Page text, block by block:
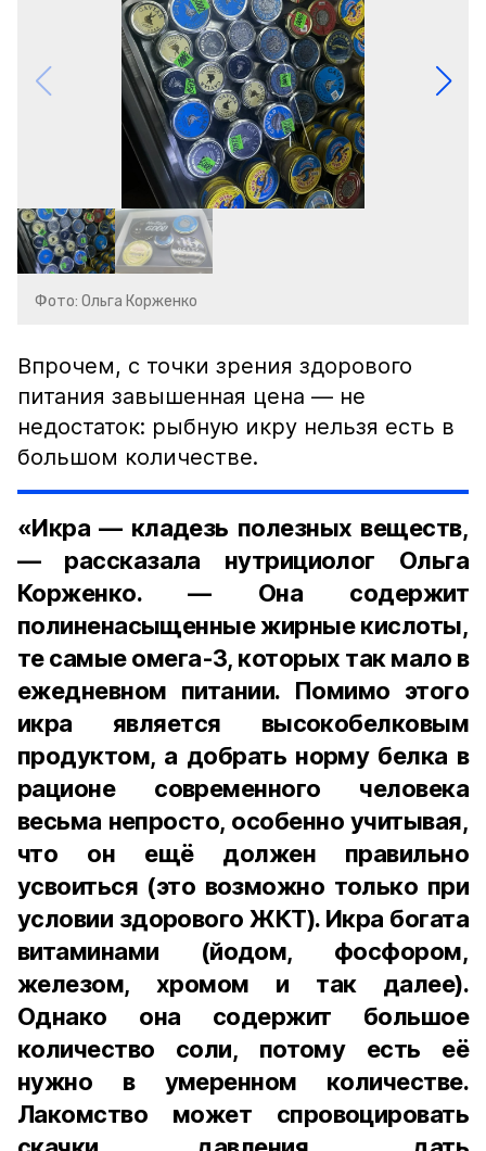
Фото: Ольга Корженко
Впрочем, с точки зрения здорового
питания завышенная цена — не
недостаток: рыбную икру нельзя есть в
большом количестве.
«Икра — кладезь полезных веществ,
— рассказала нутрициолог Ольга
Корженко. — Она содержит
полиненасыщенные жирные кислоты,
те самые омега-3, которых так мало в
ежедневном питании. Помимо этого
икра является высокобелковым
продуктом, а добрать норму белка в
рационе современного человека
весьма непросто, особенно учитывая,
что он ещё должен правильно
усвоиться (это возможно только при
условии здорового ЖКТ). Икра богата
витаминами (йодом, фосфором,
железом, хромом и так далее).
Однако она содержит большое
количество соли, потому есть её
нужно в умеренном количестве.
Лакомство может спровоцировать